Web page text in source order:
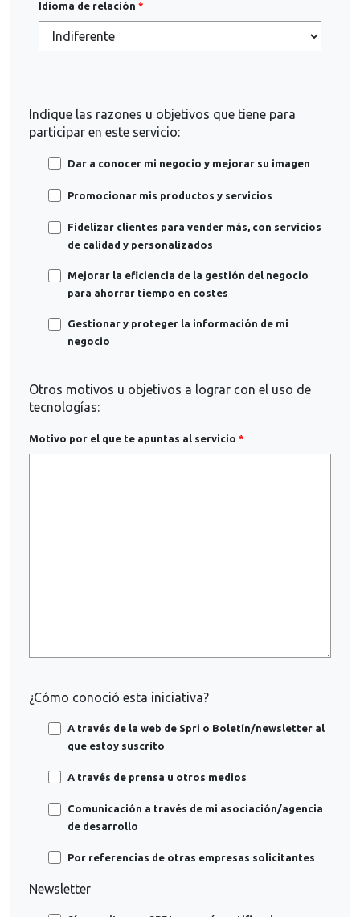
Idioma de relación
Indique las razones u objetivos que tiene para
participar en este servicio:
Dar a conocer mi negocio y mejorar su imagen
Promocionar mis productos y servicios
Fidelizar clientes para vender más, con servicios
de calidad y personalizados
Mejorar la eficiencia de la gestión del negocio
para ahorrar tiempo en costes
Gestionar y proteger la información de mi
negocio
Otros motivos u objetivos a lograr con el uso de
tecnologías:
Motivo por el que te apuntas al servicio
¿Cómo conoció esta iniciativa?
A través de la web de Spri o Boletín/newsletter al
que estoy suscrito
A través de prensa u otros medios
Comunicación a través de mi asociación/agencia
de desarrollo
Por referencias de otras empresas solicitantes
Newsletter